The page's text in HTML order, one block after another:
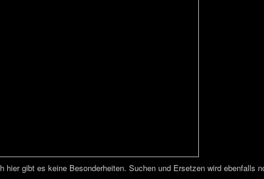
hier gibt es keine Besonderheiten. Suchen und Ersetzen wird ebenfalls